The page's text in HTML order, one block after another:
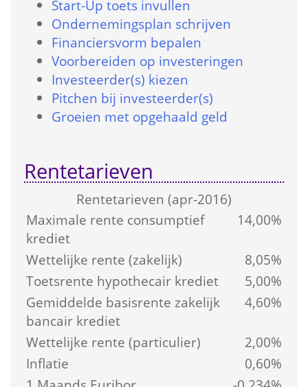
Start-Up toets in­vullen
Onder­nemings­plan schrijven
Financiers­vorm bepalen
Voorbereiden op investeringen
Investeerder(s) kiezen
Pitchen bij investeerder(s)
Groeien met opgehaald geld
Rentetarieven
Rente­tarieven (apr-2016)
Maximale rente consumptief
krediet
14,00%
Wettelijke rente (zakelijk)
8,05%
Toetsrente hypothecair krediet
5,00%
Gemiddelde basis­rente zakelijk
bancair krediet
4,60%
Wettelijke rente (particulier)
2,00%
Inflatie
0,60%